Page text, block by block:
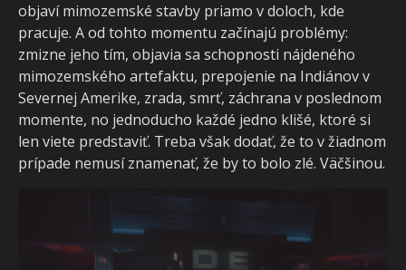
objaví mimozemské stavby priamo v doloch, kde
pracuje. A od tohto momentu začínajú problémy:
zmizne jeho tím, objavia sa schopnosti nájdeného
mimozemského artefaktu, prepojenie na Indiánov v
Severnej Amerike, zrada, smrť, záchrana v poslednom
momente, no jednoducho každé jedno klišé, ktoré si
len viete predstaviť. Treba však dodať, že to v žiadnom
prípade nemusí znamenať, že by to bolo zlé. Väčšinou.